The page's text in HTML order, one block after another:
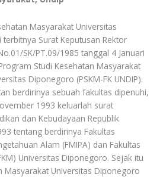
Masyarakat Universitas
Surat Keputusan Rektor
SK/PT.09/1985 tanggal 4 Januari
Studi Kesehatan Masyarakat
Diponegoro (PSKM-FK UNDIP).
berdirinya sebuah fakultas dipenuhi,
1993 keluarlah surat
dan Kebudayaan Republik
tentang berdirinya Fakultas
Alam (FMIPA) dan Fakultas
Universitas Diponegoro. Sejak itu
Masyarakat Universitas Diponegoro